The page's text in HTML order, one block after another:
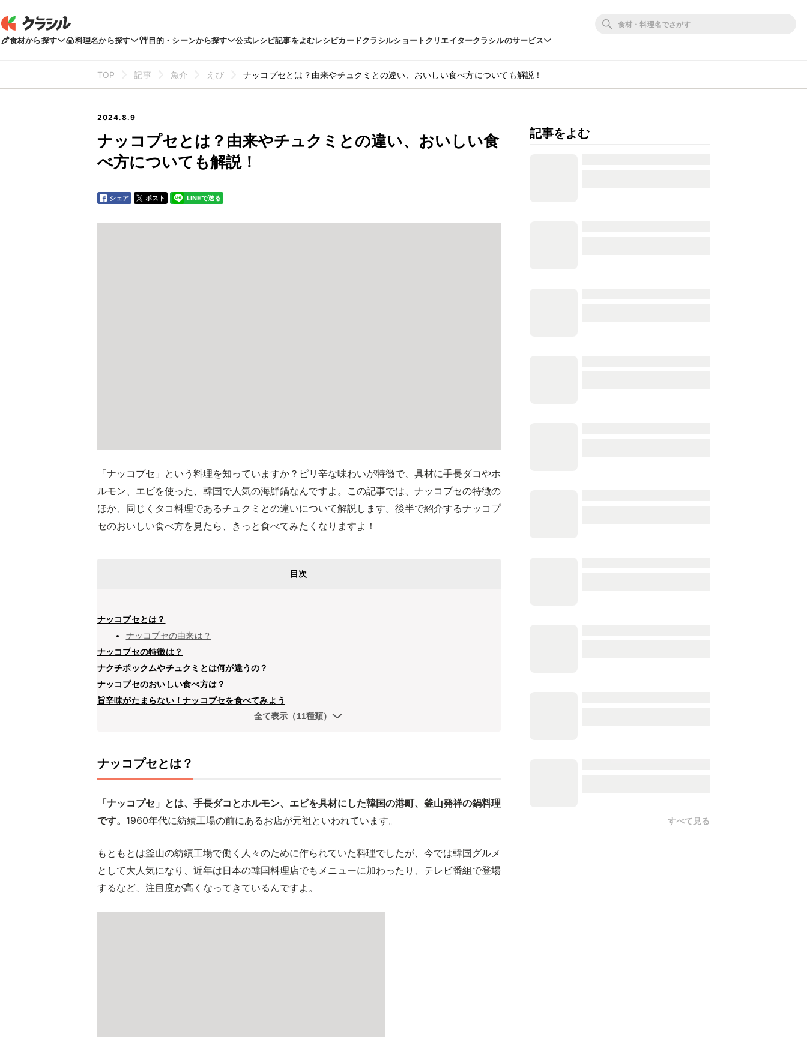
食材から探す 料理名から探す 目的・シーンから探す 公式レシピ記事をよむレシピカードクラシルショートクリエイタークラシルのサービス
TOP 記事 魚介 えび ナッコプセとは？由来やチュクミとの違い、おいしい食べ方についても解説！
2024.8.9
ナッコプセとは？由来やチュクミとの違い、おいしい食
べ方についても解説！
シェア ポスト LINEで送る
「ナッコプセ」という料理を知っていますか？ピリ辛な味わいが特徴で、具材に手長ダコやホ
ルモン、エビを使った、韓国で人気の海鮮鍋なんですよ。この記事では、ナッコプセの特徴の
ほか、同じくタコ料理であるチュクミとの違いについて解説します。後半で紹介するナッコプ
セのおいしい食べ方を見たら、きっと食べてみたくなりますよ！
目次
ナッコプセとは？
ナッコプセの由来は？
ナッコプセの特徴は？
ナクチポックムやチュクミとは何が違うの？
ナッコプセのおいしい食べ方は？
旨辛味がたまらない！ナッコプセを食べてみよう
全て表示（11種類）
ナッコプセとは？
「ナッコプセ」とは、手長ダコとホルモン、エビを具材にした韓国の港町、釜山発祥の鍋料理
です。 1960年代に紡績工場の前にあるお店が元祖といわれています。
もともとは釜山の紡績工場で働く人々のために作られていた料理でしたが、今では韓国グルメ
として大人気になり、近年は日本の韓国料理店でもメニューに加わったり、テレビ番組で登場
するなど、注目度が高くなってきているんですよ。
記事をよむ
すべて見る